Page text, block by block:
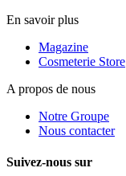
En savoir plus
Magazine
Cosmeterie Store
A propos de nous
Notre Groupe
Nous contacter
Suivez-nous sur